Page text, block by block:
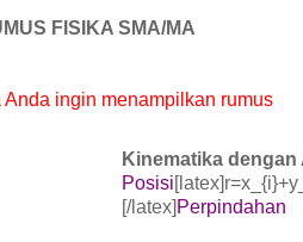
FISIKA SMA/MA
ingin menampilkan rumus
Kinematika
Posisi
[/latex] Perpindahan